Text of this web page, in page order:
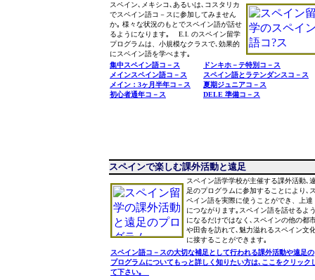
スペイン､メキシコ､あるいは､コスタリカ
でスペイン語コ－スに参加してみません
か｡ 様々な状況のもとでスペイン語が話せ
るようになります｡ E.I. のスペイン留学
プログラムは、小規模なクラスで､効果的
にスペイン語を学べます｡
集中スペイン語コ－ス
メインスペイン語コ－ス
メイン：3ヶ月半年コ－ス
初心者通年コ－ス
ドンキホ－テ特別コ－ス
スペイン語とラテンダンスコ－ス
夏期ジュニアコ－ス
DELE 準備コ－ス
スペインで楽しむ課外活動と遠足
スペイン語学学校が主催する課外活動､
足のプログラムに参加することにより､
ペイン語を実際に使うことができ、上達
につながります｡スペイン語を話せるよ
になるだけではなく､スペインの他の都
や田舎を訪れて､魅力溢れるスペイン文
に接することができます｡
スペイン語コ－スの大切な補足として行われる課外活動や遠足の
プログラムについてもっと詳しく知りたい方は､ここをクリック
て下さい｡